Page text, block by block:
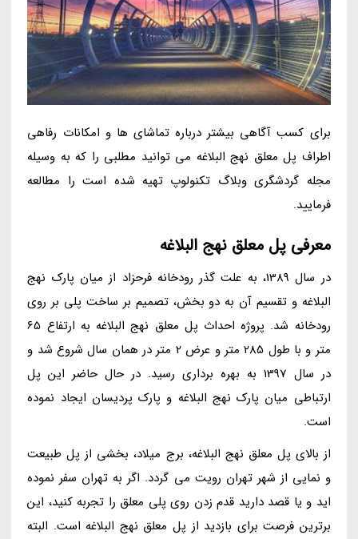
برای کسب آگاهی بیشتر درباره تماشای ها و امکانات رفاهی
اطراف پل معلق نهج البلاغه می توانید مطلبی را که به وسیله
مجله گردشگری وبلاگ تکنولوپ تهیه شده است را مطالعه
فرمایید.
معرفی پل معلق نهج البلاغه
در سال 1389، به علت گذر رودخانه فرحزاد از میان پارک نهج
البلاغه و تقسیم آن به دو بخش، تصمیم بر ساخت پلی بر روی
رودخانه شد. پروژه احداث پل معلق نهج البلاغه به ارتفاع 65
متر و با طول 285 متر و عرض 2 متر در همان سال شروع شد و
در سال 1397 به بهره برداری رسید. در حال حاضر این پل
ارتباطی میان پارک نهج البلاغه و پارک پردیسان ایجاد نموده
است.
از بالای پل معلق نهج البلاغه، برج میلاد، بخشی از پل طبیعت
و نمایی از شهر تهران رویت می گردد. اگر به تهران سفر نموده
اید و یا قصد دارید قدم زدن روی پلی معلق را تجربه کنید، این
برترین فرصت برای بازدید از پل معلق نهج البلاغه است. البته